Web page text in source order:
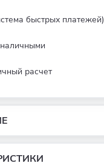
быстрых платежей)
расчет